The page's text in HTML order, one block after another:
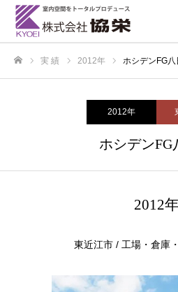
実 績 2012年 ホシデンFG八
2012年
ホシデンFG
2012年
東近江市 / 工場・倉庫